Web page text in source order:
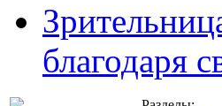
благодаря